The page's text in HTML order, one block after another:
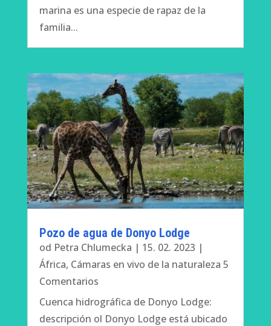
marina es una especie de rapaz de la
familia...
Pozo de agua de Donyo Lodge
od Petra Chlumecka | 15. 02. 2023 |
África, Cámaras en vivo de la naturaleza 5
Comentarios
Cuenca hidrográfica de Donyo Lodge:
descripción ol Donyo Lodge está ubicado